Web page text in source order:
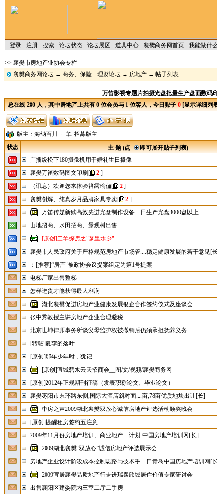
登录 注册 搜索 论坛状态 论坛展区 道具中心 襄樊商务网首页 我能做什
>> 襄樊市房地产业协会专栏
襄樊商务网论坛→ 商务、保险、理财论坛→ 房地产→ 帖子列表
万笛影视专题片拍摄光盘批量生产盘面数码
总在线 280 人，其中房地产上共有 0 位会员与 1 位客人，今日贴子0[显示详细列
版主： 海纳百川 三羊 招募版主
状态
主 题 (点
即可展开贴子列表)
广播级松下180摄像机用于婚礼生日摄像
襄樊万笛数码图文印刷 [ 2]
（讯息）欢迎您来体验禅露瑜伽[ 2]
襄樊创辉、纯真岁月品牌家具专卖[ 2]
万笛传媒新购高效先进光盘制作设备 日生产光盘3000盘以上
山地招商、水田招商、景观树出售
[原创]三羊探房之"梦里水乡"
襄樊市人民政府关于严格规范房地产市场管....稳定健康发展的若干意见[
：[推荐]“房产"被政协会议提案组定为第1号提案
电梯厂家出售整梯
怎样进货才能获得最大利润
湖北襄樊促进房地产业健康发展银企合作签约仪式及座谈会
张中秀教授主讲房地产企业合理避税
北京世坤律师事务所谈父母监护权被撤销后仍须承担抚养义务
[转帖]夏季的落叶
[原创]那年少年时，犹记
[原创]宜城碧水云天招商会__图/文/视频/襄樊商务网
[原创]2012年正规期刊征稿（发表职称论文、毕业论文）
襄樊枣阳市东环路东侧,国际大酒店斜对面....亩,78亩优质地块出让[长]
中房之声2009湖北襄樊双放心诚信房地产评选活动颁奖晚会
[原创]提醒租房签约五注意
2009年11月份房地产培训、商业地产....计划-中国房地产培训网[长]
2009湖北襄樊“双放心”诚信房地产评选展示会
房地产企业设计阶段成本控制思路与技术手....日青岛中国房地产培训网[
2009宜居襄樊品质地产行走进瑞泰欣城居住价值专家研讨会
出售襄阳区建委院内三室二厅二手房